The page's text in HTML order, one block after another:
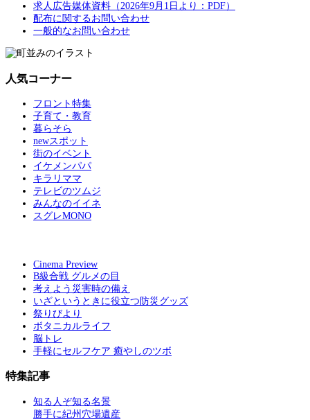
求人広告媒体資料（2026年9月1日より：PDF）
配布に関するお問い合わせ
一般的なお問い合わせ
人気コーナー
フロント特集
子育て・教育
暮らそら
newスポット
街のイベント
イケメンパパ
キラリママ
テレビのツムジ
みんなのイイネ
スグレMONO
Cinema Preview
B級合戦 グルメの目
考えよう災害時の備え
いざというときに役立つ防災グッズ
祭りびより
ボタニカルライフ
脳トレ
手軽にセルフケア 癒やしのツボ
特集記事
知る人ぞ知る名景
勝手に紀州穴場遺産